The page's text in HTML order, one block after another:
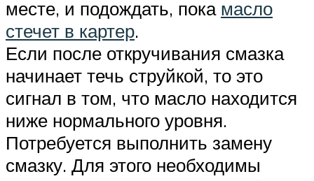
месте, и подождать, пока масло
стечет в картер.
Если после откручивания смазка
начинает течь струйкой, то это
сигнал в том, что масло находится
ниже нормального уровня.
Потребуется выполнить замену
смазку. Для этого необходимы